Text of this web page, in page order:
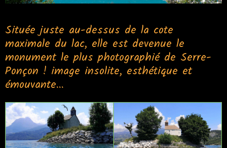
Située juste au-dessus de la cote
maximale du lac, elle est devenue le
monument le plus photographié de Serre-
Ponçon ! image insolite, esthétique et
émouvante...